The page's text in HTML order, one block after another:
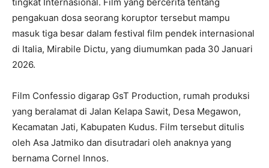
tingkat Internasional. Film yang bercerita tentang
pengakuan dosa seorang koruptor tersebut mampu
masuk tiga besar dalam festival film pendek internasional
di Italia, Mirabile Dictu, yang diumumkan pada 30 Januari
2026.
Film Confessio digarap GsT Production, rumah produksi
yang beralamat di Jalan Kelapa Sawit, Desa Megawon,
Kecamatan Jati, Kabupaten Kudus. Film tersebut ditulis
oleh Asa Jatmiko dan disutradari oleh anaknya yang
bernama Cornel Innos.